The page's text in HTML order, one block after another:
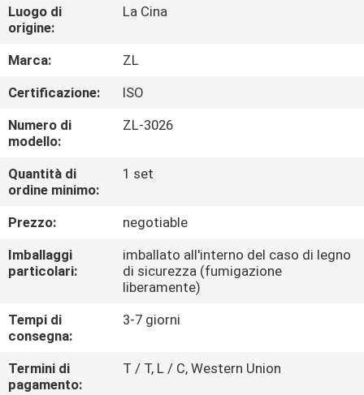
CIRCA
NOI
GIRO
DELLA
FABBRICA
CONTROLLO
DI
QUALITÀ
CONTATTICI
NOTIZIE
Luogo di
origine:
La Cina
Marca:
ZL
Certificazione:
ISO
Numero di
modello:
ZL-3026
Quantità di
ordine minimo:
1 set
Prezzo:
negotiable
Imballaggi
particolari:
imballato all'interno del caso di legno
di sicurezza (fumigazione
liberamente)
Tempi di
consegna:
3-7 giorni
Termini di
pagamento:
T / T, L / C, Western Union